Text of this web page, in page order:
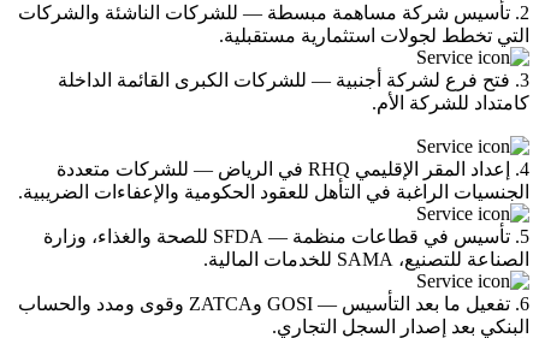
2. تأسيس شركة مساهمة مبسطة — للشركات الناشئة والشركات
التي تخطط لجولات استثمارية مستقبلية.
3. فتح فرع لشركة أجنبية — للشركات الكبرى القائمة الداخلة
كامتداد للشركة الأم.
4. إعداد المقر الإقليمي RHQ في الرياض — للشركات متعددة
الجنسيات الراغبة في التأهل للعقود الحكومية والإعفاءات الضريبية.
5. تأسيس في قطاعات منظمة — SFDA للصحة والغذاء، وزارة
الصناعة للتصنيع، SAMA للخدمات المالية.
6. تفعيل ما بعد التأسيس — GOSI وZATCA وقوى ومدد والحساب
البنكي بعد إصدار السجل التجاري.